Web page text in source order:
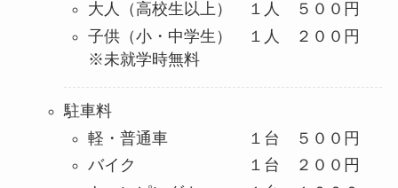
大人（高校生以上） １人 ５００円
子供（小・中学生） １人 ２００円
※未就学時無料
駐車料
軽・普通車 １台 ５００円
バイク １台 ２００円